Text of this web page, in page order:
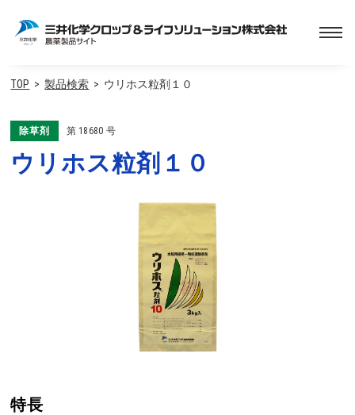
TOP 製品検索 ウリホス粒剤１０
除草剤 第 18680 号
ウリホス粒剤１０
特長